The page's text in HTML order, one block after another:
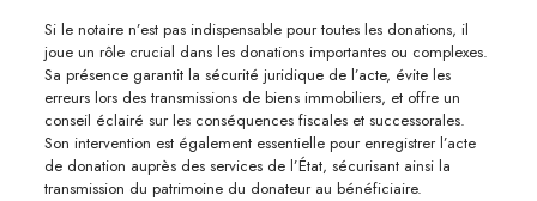
Si le notaire n’est pas indispensable pour toutes les donations, il
joue un rôle crucial dans les donations importantes ou complexes.
Sa présence garantit la sécurité juridique de l’acte, évite les
erreurs lors des transmissions de biens immobiliers, et offre un
conseil éclairé sur les conséquences fiscales et successorales.
Son intervention est également essentielle pour enregistrer l’acte
de donation auprès des services de l’État, sécurisant ainsi la
transmission du patrimoine du donateur au bénéficiaire.